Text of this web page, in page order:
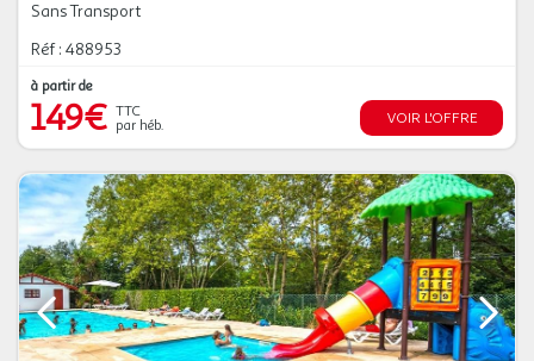
Sans Transport
Réf : 488953
à partir de
149€ TTC
par héb.
VOIR L'OFFRE